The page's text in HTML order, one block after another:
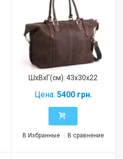
ШхВхГ(см): 43x30x22
Цена: 5400 грн.
В Избранные В сравнение